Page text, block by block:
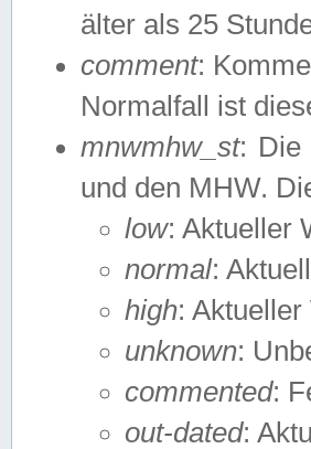
älter als 25
comment:
Normalfall ist
mnwmhw_st: Die
und den MHW.
low: Aktueller
normal:
high:
unknown:
commented:
out-dated: